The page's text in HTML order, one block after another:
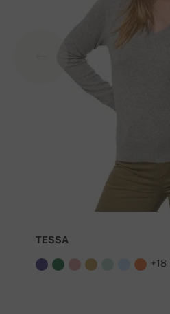
TESSA
+18